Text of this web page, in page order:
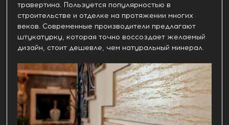
травертина. Пользуется популярностью в
строительстве и отделке на протяжении многих
веков. Современные производители предлагают
штукатурку, которая точно воссоздает желаемый
дизайн, стоит дешевле, чем натуральный минерал.